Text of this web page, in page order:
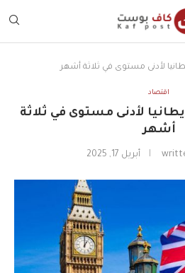
لأدنى مستوى في ثلاثة أشهر
اقتصاد
لأدنى مستوى في ثلاثة
أشهر
أبريل 17, 2025